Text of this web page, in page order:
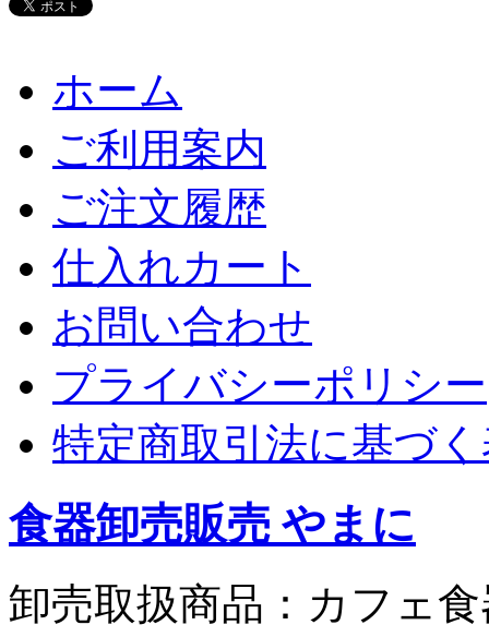
ホーム
ご利用案内
ご注文履歴
仕入れカート
お問い合わせ
プライバシーポリシー
特定商取引法に基づ
食器卸売販売 やまに
卸売取扱商品：カフェ